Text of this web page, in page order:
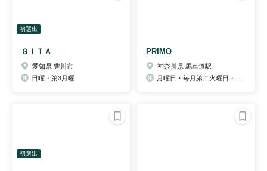
初選出
ＧＩＴＡ
愛知県 豊川市
日曜・第3月曜
PRIMO
神奈川県 馬車道駅
初選出